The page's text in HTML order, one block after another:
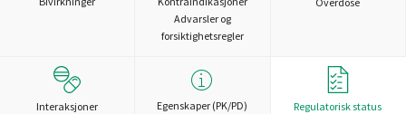
Advarsler og
forsiktighetsregler
Interaksjoner Egenskaper (PK/PD)
Regulatorisk status